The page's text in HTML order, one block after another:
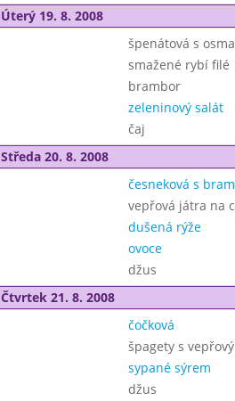
Úterý 19. 8. 2008
špenátová s
smažené rybí filé
brambor
zeleninový salát
čaj
Středa 20. 8. 2008
česneková s
vepřová játra na
dušená rýže
ovoce
džus
Čtvrtek 21. 8. 2008
čočková
špagety s
sypané sýrem
džus